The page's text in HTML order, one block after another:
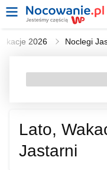
2026 Noclegi
Lato,
Jastarni